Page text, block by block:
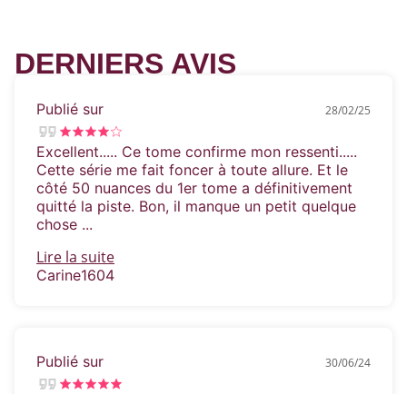
pour la seule chose dont nous ne pouvons
nous passer, l’amour ?
«Un tour de force absolu. Le final est
parfait !» – The San Diego Union Tribune
«La reine des prologues et la gardienne des
cœurs.» – Totallybooked Blog
DERNIERS AVIS
Publié sur 28/02/25
Excellent..... Ce tome confirme mon ressenti.....
Cette série me fait foncer à toute allure. Et le
côté 50 nuances du 1er tome a définitivement
quitté la piste. Bon, il manque un petit quelque
chose ...
Lire la suite
Carine1604
Publié sur 30/06/24